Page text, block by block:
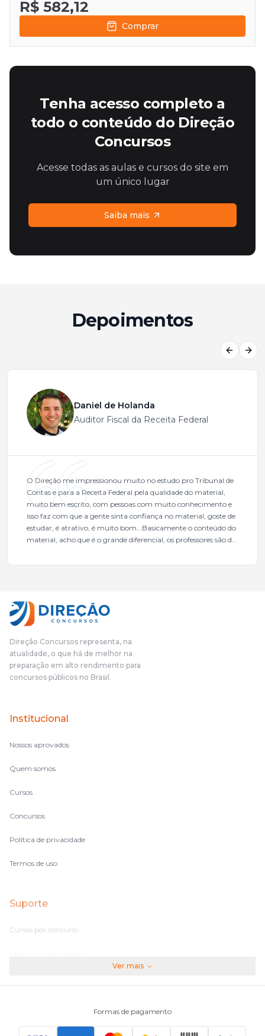
R$ 582,12
Comprar
Tenha acesso completo a
todo o conteúdo do Direção
Concursos
Acesse todas as aulas e cursos do site em
um único lugar
Saiba mais
Depoimentos
Daniel de Holanda
Auditor Fiscal da Receita Federal
O Direção me impressionou muito no estudo pro Tribunal de
Contas e para a Receita Federal pela qualidade do material,
muito bem escrito, com pessoas com muito conhecimento e
isso faz com que a gente sinta confiança no material, goste de
estudar, é atrativo, é muito bom...Basicamente o conteúdo do
material, acho que é o grande diferencial, os professores são de
mais excelentes cargos da administração pública.Eu sempre
fundamental na minha derrota no ano passado para que eu
pudesse enxergar o que eu errei e corrigir minha rota.E além
das aulas vocês(Direção Concursos), que fizeram um
o aluno, além de ter que estudar, ele tem que perder tempo
fazendo um cronograma, num pós- edital é muito
complicado, é uma avalanche de informação, então vocês
terem feito isso é muito bacana, porque quando eu me sentia
no volume de matérias.
Direção Concursos representa, na
atualidade, o que há de melhor na
preparação em alto rendimento para
concursos públicos no Brasil.
Institucional
Nossos aprovados
Quem somos
Cursos
Concursos
Política de privacidade
Termos de uso
Suporte
Cursos por concurso
Ver mais
Formas de pagamento